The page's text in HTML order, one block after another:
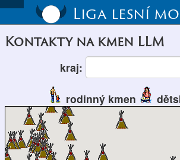
Liga lesní
Kontakty na kmen LLM
kraj:
rodinný kmen